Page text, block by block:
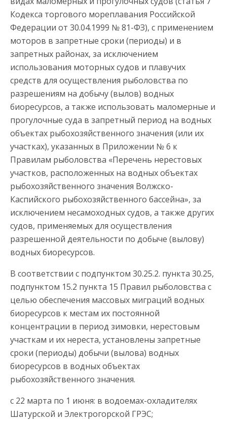
Кодекса торгового мореплавания Российской
Федерации от 30.04.1999 № 81-ФЗ), с применением
моторов в запретные сроки (периоды) и в
запретных районах, за исключением
использования моторных судов и плавучих
средств для осуществления рыболовства по
разрешениям на добычу (вылов) водных
биоресурсов, а также использовать маломерные и
прогулочные суда в запретный период на водных
объектах рыбохозяйственного значения (или их
участках), указанных в Приложении № 6 к
Правилам рыболовства «Перечень нерестовых
участков, расположенных на водных объектах
рыбохозяйственного значения Волжско-
Каспийского рыбохозяйственного бассейна», за
исключением несамоходных судов, а также других
судов, применяемых для осуществления
разрешенной деятельности по добыче (вылову)
водных биоресурсов.
В соответствии с подпунктом 30.25.2. пункта 30.25,
подпунктом 15.2 пункта 15 Правил рыболовства с
целью обеспечения массовых миграций водных
биоресурсов к местам их постоянной
концентрации в период зимовки, нерестовым
участкам и их нереста, установлены запретные
сроки (периоды) добычи (вылова) водных
биоресурсов в водных объектах
рыбохозяйственного значения.
с 22 марта по 1 июня: в водоемах-охладителях
Шатурской и Электрогорской ГРЭС;